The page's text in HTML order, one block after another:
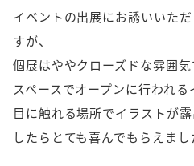
イベントの出展にお誘いいた
すが、
個展はややクローズドな雰囲
スペースでオープンに行われ
目に触れる場所でイラストが
したらとても喜んでもらえまし